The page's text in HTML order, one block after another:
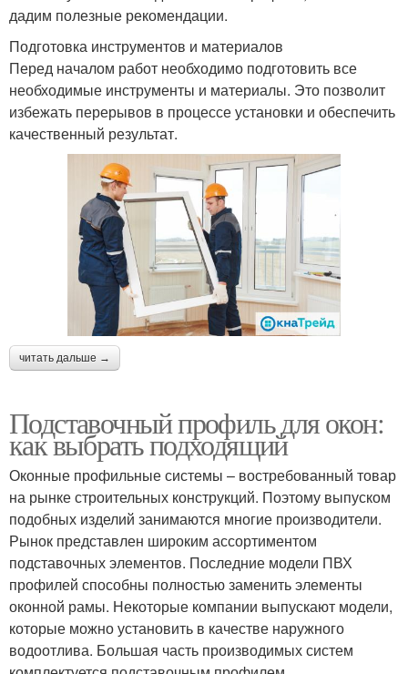
дадим полезные рекомендации.
Подготовка инструментов и материалов
Перед началом работ необходимо подготовить все
необходимые инструменты и материалы. Это позволит
избежать перерывов в процессе установки и обеспечить
качественный результат.
читать дальше →
Подставочный профиль для окон:
как выбрать подходящий
Оконные профильные системы – востребованный товар
на рынке строительных конструкций. Поэтому выпуском
подобных изделий занимаются многие производители.
Рынок представлен широким ассортиментом
подставочных элементов. Последние модели ПВХ
профилей способны полностью заменить элементы
оконной рамы. Некоторые компании выпускают модели,
которые можно установить в качестве наружного
водоотлива. Большая часть производимых систем